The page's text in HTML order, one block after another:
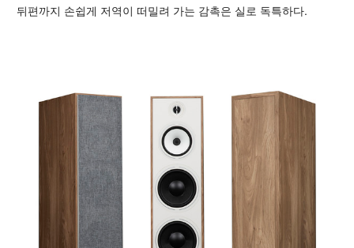
뒤편까지 손쉽게 저역이 떠밀려 가는 감촉은 실로 독특하다.